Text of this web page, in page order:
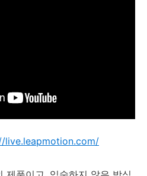
live.leapmotion.com/